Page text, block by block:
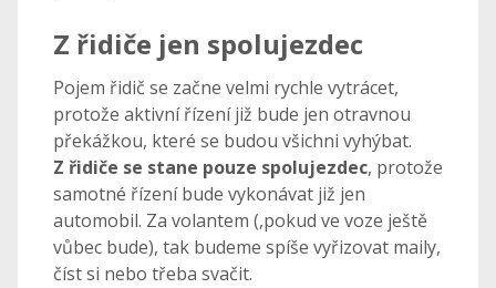
Z řidiče jen spolujezdec
Pojem řidič se začne velmi rychle vytrácet,
protože aktivní řízení již bude jen otravnou
překážkou, které se budou všichni vyhýbat.
Z řidiče se stane pouze spolujezdec, protože
samotné řízení bude vykonávat již jen
automobil. Za volantem (,pokud ve voze ještě
vůbec bude), tak budeme spíše vyřizovat maily,
číst si nebo třeba svačit.